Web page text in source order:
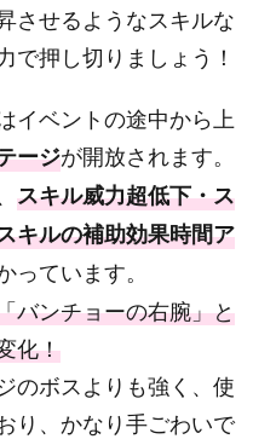
させるようなスキルな
で押し切りましょう！
イベントの途中から上
ージが開放されます。
スキル威力超低下・ス
キルの補助効果時間ア
ています。
バンチョーの右腕」と
化！
のボスよりも強く、使
り、かなり手ごわいで